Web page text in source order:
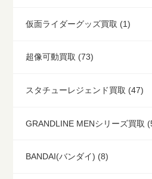
仮面ライダーグッズ買取 (1)
超像可動買取 (73)
スタチューレジェンド買取 (47)
GRANDLINE MENシリーズ買取
BANDAI(バンダイ) (8)